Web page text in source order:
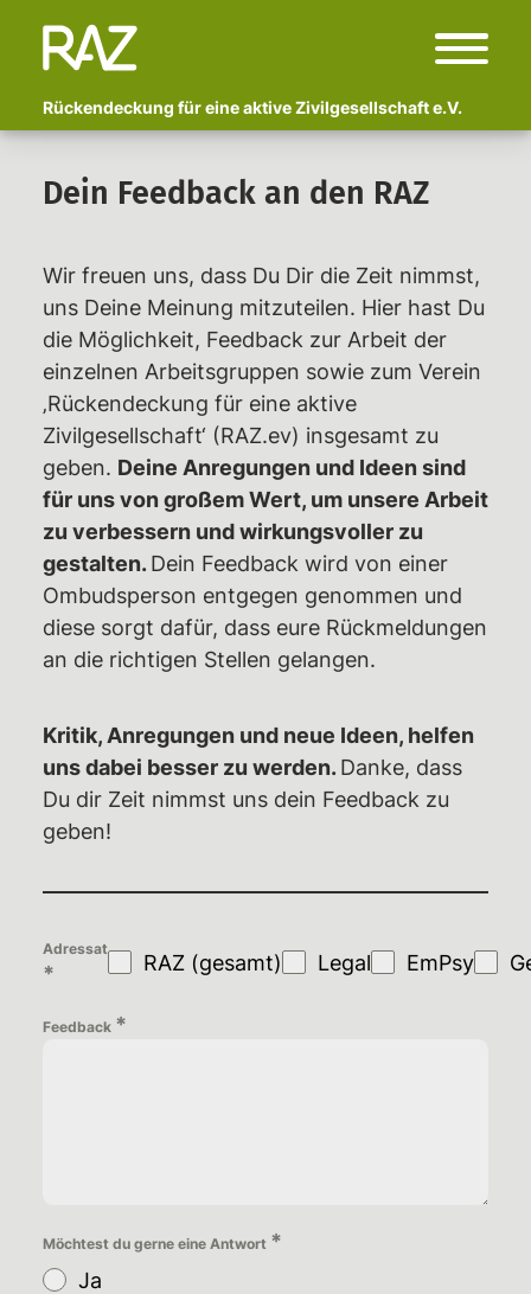
Rückendeckung für eine aktive Zivilgesellschaft e.V.
Start
Fachlicher Beirat
Begleitete Kampagnen
Polizeigewalt und Schmerzgriffe:
Vor- und Nachbereitung von
Erlebtem
Anzeige Adlon
Newsletter
Rechtshilfe
Haftbetreuungen – Aktuelle Infos,
Überblick,
Unterstützungsmöglichkeiten
Wiki des RAZ
Ermittlungsausschuss (EA)
Individuelle EA-Nummer
Impressionen aus dem Gerichtssaal
Verfassungsbeschwerden
Emotionaler Support
Unterstützen
Dein Feedback an den RAZ
Wir freuen uns, dass Du Dir die Zeit nimmst,
uns Deine Meinung mitzuteilen. Hier hast Du
die Möglichkeit, Feedback zur Arbeit der
einzelnen Arbeitsgruppen sowie zum Verein
‚Rückendeckung für eine aktive
Zivilgesellschaft‘ (RAZ.ev) insgesamt zu
geben. Deine Anregungen und Ideen sind
für uns von großem Wert, um unsere Arbeit
zu verbessern und wirkungsvoller zu
gestalten.Dein Feedback wird von einer
Ombudsperson entgegen genommen und
diese sorgt dafür, dass eure Rückmeldungen
an die richtigen Stellen gelangen.
Kritik, Anregungen und neue Ideen, helfen
uns dabei besser zu werden.Danke, dass
Du dir Zeit nimmst uns dein Feedback zu
geben!
Adressat
* RAZ (gesamt) Legal EmPsy
Feedback *
Möchtest du gerne eine Antwort *
Ja